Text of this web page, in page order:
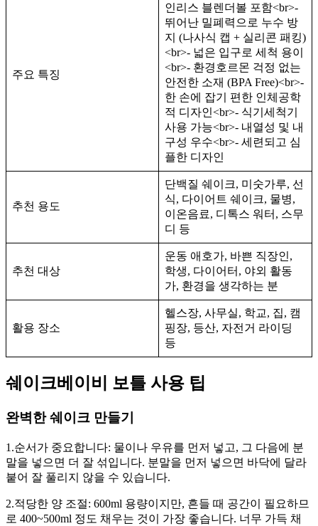
주요 특징
인리스 블렌더볼 포함<br>-
뛰어난 밀폐력으로 누수 방
지 (나사식 캡 + 실리콘 패킹)
<br>- 넓은 입구로 세척 용이
<br>- 환경호르몬 걱정 없는
안전한 소재 (BPA Free)<br>-
한 손에 잡기 편한 인체공학
적 디자인<br>- 식기세척기
사용 가능<br>- 내열성 및 내
구성 우수<br>- 세련되고 심
플한 디자인
추천 용도
단백질 쉐이크, 미숫가루, 선
식, 다이어트 쉐이크, 물병,
이온음료, 디톡스 워터, 스무
디 등
추천 대상
운동 애호가, 바쁜 직장인,
학생, 다이어터, 야외 활동
가, 환경을 생각하는 분
활용 장소
헬스장, 사무실, 학교, 집, 캠
핑장, 등산, 자전거 라이딩
등
쉐이크베이비 보틀 사용 팁
완벽한 쉐이크 만들기
1.순서가 중요합니다: 물이나 우유를 먼저 넣고, 그 다음에 분
말을 넣으면 더 잘 섞입니다. 분말을 먼저 넣으면 바닥에 달라
붙어 잘 풀리지 않을 수 있습니다.
2.적당한 양 조절: 600ml 용량이지만, 흔들 때 공간이 필요하므
로 400~500ml 정도 채우는 것이 가장 좋습니다. 너무 가득 채